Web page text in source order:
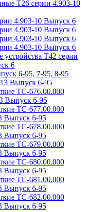
Т26 серии 4.903-10
4.903-10 Выпуск 6
4.903-10 Выпуск 6
4.903-10 Выпуск 6
4.903-10 Выпуск 6
Т42 серии
6
6-95, 7-95, 8-95
Выпуск 6-95
ТС-676.00.000
Выпуск 6-95
ТС-677.00.000
Выпуск 6-95
ТС-678.00.000
Выпуск 6-95
ТС-679.00.000
Выпуск 6-95
ТС-680.00.000
Выпуск 6-95
ТС-681.00.000
Выпуск 6-95
ТС-682.00.000
Выпуск 6-95